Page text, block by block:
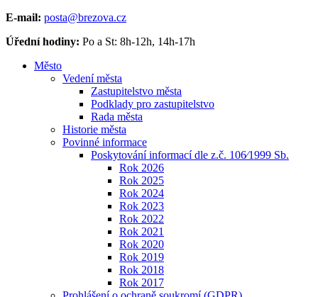
E-mail: posta@brezova.cz
Úřední hodiny: Po a St: 8h-12h, 14h-17h
Město
Vedení města
Zastupitelstvo města
Podklady pro zastupitelstvo
Rada města
Historie města
Povinné informace
Poskytování informací dle z.č. 106⁄1999 Sb.
Rok 2026
Rok 2025
Rok 2024
Rok 2023
Rok 2022
Rok 2021
Rok 2020
Rok 2019
Rok 2018
Rok 2017